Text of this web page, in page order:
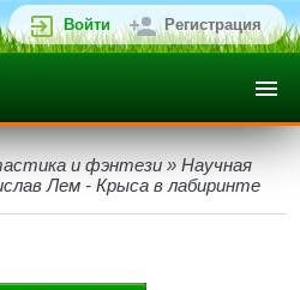
Войти Регистрация
и фэнтези » Научная
Лем - Крыса в лабиринте